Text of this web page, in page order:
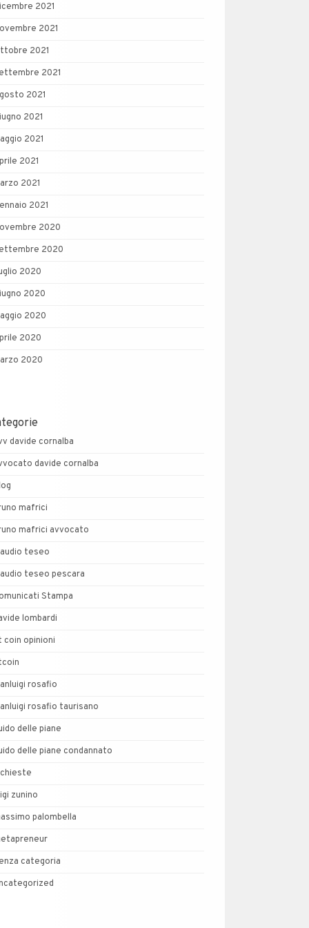
2021
2021
2021
2021
2021
2021
2021
2021
2021
2021
2020
2020
2020
2020
2020
2020
2020
davide cornalba
davide cornalba
mafrici
mafrici avvocato
teseo
teseo pescara
Stampa
lombardi
coin opinioni
rosafio
rosafio taurisano
delle piane
delle piane condannato
zunino
palombella
categoria